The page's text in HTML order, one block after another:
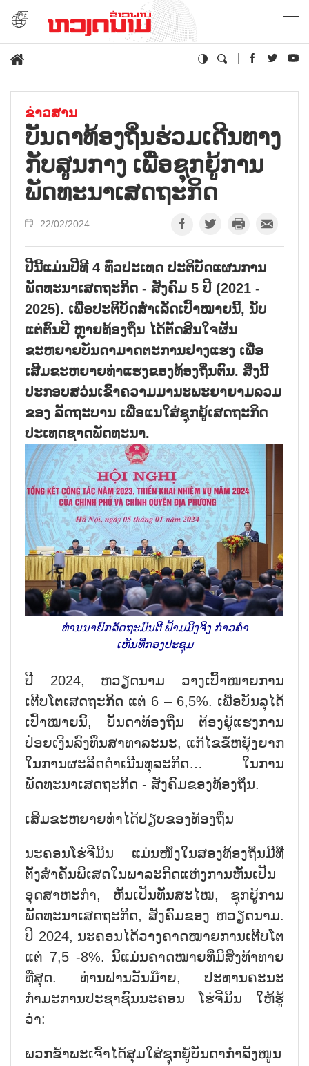
ຂ່າວສານ
ບັນ​ດາ​ທ້ອງ​ຖິ່ນ​ຮ່ວມ​ເດີ​ນທາງ​
ກັບ​ສູນ​ກາງ ເພື່ອ​ຊຸກ​ຍູ້​ການ​
ພັດ​ທະ​ນາ​ເສດ​ຖະ​ກິດ
22/02/2024
ປີນີ້ແມ່ນປີທີ 4 ທົ່ວປະເທດ ປະຕິບັດແຜນການ
ພັດທະນາເສດຖະກິດ - ສັງຄົມ 5 ປີ (2021 -
2025). ເພື່ອປະຕິບັດສຳເລັດເປົ້າໝາຍນີ້, ນັບ
ແຕ່ຕົ້ນປີ ຫຼາຍທ້ອງຖິ່ນ ໄດ້ຕັດສິນໃຈຜັນ
ຂະຫຍາຍບັນດາມາດຕະການຢາງແຮງ ເພື່ອ
ເສີມຂະຫຍາຍທ່າແຮງຂອງທ້ອງຖິ່ນຕົນ. ສ່ິ່ງນີ້
ປະກອບສວ່ນເຂົ້າຄວາມມານະພະຍາຍາມລວມ
ຂອງ ລັດຖະບານ ເພື່ອແນໃສ່ຊຸກຍູ້ເສດຖະກິດ
ປະເທດຊາດພັດທະນາ.
ທ່ານນາຍົກລັດຖະມົນຕີ ຟ້າມມິງຈິງ ກ່າວຄຳ
ເຫັນທີ່ກອງປະຊຸມ
ປີ 2024, ຫວຽດນາມ ວາງເປົ້າໝາຍການ
ເຕີບໂຕເສດຖະກິດ ແຕ່ 6 – 6,5%. ເພື່ອບັນລຸໄດ້
ເປົ້າໝາຍນີ້, ບັນດາທ້ອງຖິ່ນ ຕ້ອງຍູ້ແຮງການ
ປ່ອຍເງິນລົງທຶນສາທາລະນະ, ແກ້ໄຂຂໍ້ຫຍຸ້ງຍາກ
ໃນການຜະລິດດຳເນີນທຸລະກິດ… ໃນການ
ພັດທະນາເສດຖະກິດ - ສັງຄົມຂອງທ້ອງຖິ່ນ.
ເສີມຂະຫຍາຍທ່າໄດ້ປຽບຂອງທ້ອງຖິ່ນ
ນະຄອນໂຮ່ຈີມິນ ແມ່ນໜຶ່ງໃນສອງທ້ອງຖິ່ນມີທີ່
ຕັ້ງສຳຄັນພິເສດໃນພາລະກິດແຫ່ງການຫັນເປັນ
ອຸດສາຫະກຳ, ຫັນເປັນທັນສະໄໝ, ຊຸກຍູ້ການ
ພັດທະນາເສດຖະກິດ, ສັງຄົມຂອງ ຫວຽດນາມ.
ປີ 2024, ນະຄອນໄດ້ວາງຄາດໝາຍການເຕີບໂຕ
ແຕ່ 7,5 -8%. ນີ້ແມ່ນຄາດໝາຍທີ່ມີສິ່ງທ້າທາຍ
ທີ່ສຸດ. ທ່ານຟານວັນມ໊າຍ, ປະທານຄະນະ
ກຳມະການປະຊາຊົນນະຄອນ ໂຮ່ຈີມິນ ໃຫ້ຮູ້
ວ່າ:
ພວກຂ້າພະເຈົ້າໄດ້ສຸມໃສ່ຊຸກຍູ້ບັນດາກຳລັງໜູນ